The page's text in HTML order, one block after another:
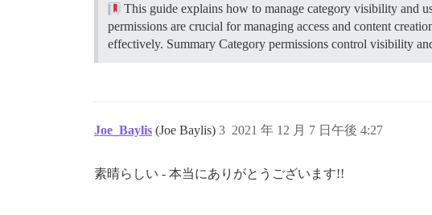
This guide explains how to manage category visibility and
permissions are crucial for managing access and content
effectively. Summary Category permissions control visibility
Joe_Baylis (Joe Baylis) 2021 年 12 月 7 日午後 4:27
3
素晴らしい - 本当にありがとうございます!!